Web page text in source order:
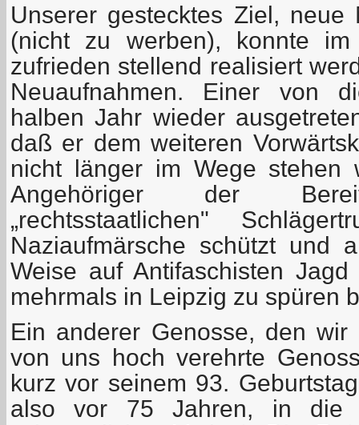
Unserer gestecktes Ziel, neue
(nicht zu werben), konnte im
zufrieden stellend realisiert
Neuaufnahmen. Einer von
halben Jahr wieder
daß er dem weiteren
nicht länger im Wege stehen
Angehöriger der
„rechtsstaatlichen"
Naziaufmärsche schützt und
Weise auf Antifaschisten
mehrmals in Leipzig zu spüren
Ein anderer Genosse, den
von uns hoch verehrte
kurz vor seinem 93.
also vor 75 Jahren, in die